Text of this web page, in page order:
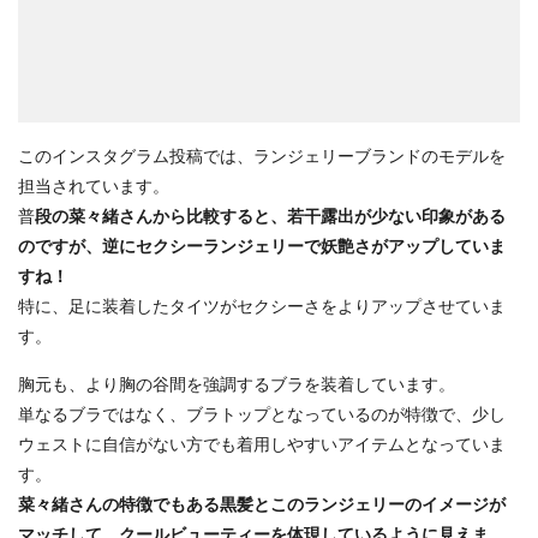
このインスタグラム投稿では、ランジェリーブランドのモデルを
担当されています。
普段の菜々緒さんから比較すると、若干露出が少ない印象がある
のですが、逆にセクシーランジェリーで妖艶さがアップしていま
すね！
特に、足に装着したタイツがセクシーさをよりアップさせていま
す。
胸元も、より胸の谷間を強調するブラを装着しています。
単なるブラではなく、ブラトップとなっているのが特徴で、少し
ウェストに自信がない方でも着用しやすいアイテムとなっていま
す。
菜々緒さんの特徴でもある黒髪とこのランジェリーのイメージが
マッチして、クールビューティーを体現しているように見えま